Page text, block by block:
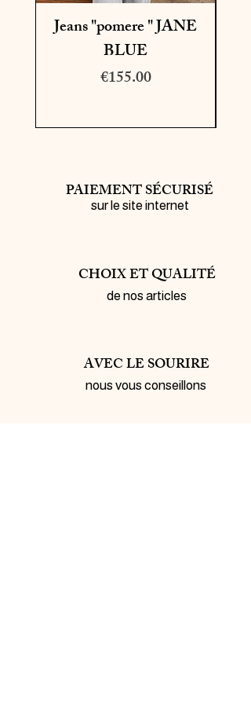
Jeans "pomere " JANE
BLUE
Price
€155.00
PAIEMENT SÉCURISÉ
sur le site internet
CHOIX ET QUALITÉ
de nos articles
AVEC LE SOURIRE
nous vous conseillons